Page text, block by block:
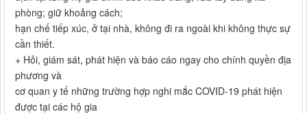
phòng; giữ khoảng cách;
hạn chế tiếp xúc, ở tại nhà, không đi ra ngoài khi không thực sự
cần thiết.
+ Hỏi, giám sát, phát hiện và báo cáo ngay cho chính quyền địa
phương và
cơ quan y tế những trường hợp nghi mắc COVID-19 phát hiện
được tại các hộ gia